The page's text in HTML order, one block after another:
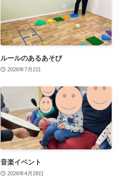
ルールのあるあそび
2026年7月2日
音楽イベント
2026年4月28日